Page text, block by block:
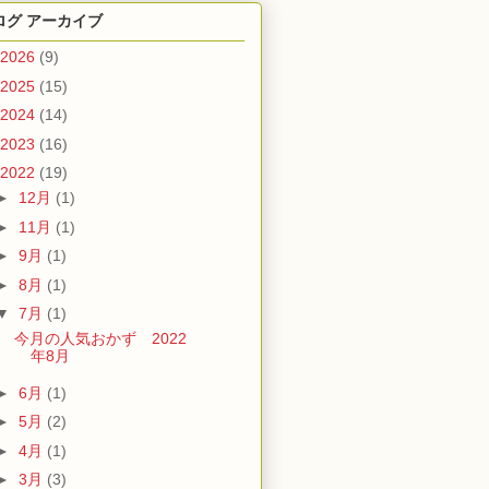
グ アーカイブ
2026 (9)
2025 (15)
2024 (14)
2023 (16)
2022 (19)
12月 (1)
11月 (1)
9月 (1)
8月 (1)
7月 (1)
今月の人気おかず 2022
年8月
6月 (1)
5月 (2)
4月 (1)
3月 (3)